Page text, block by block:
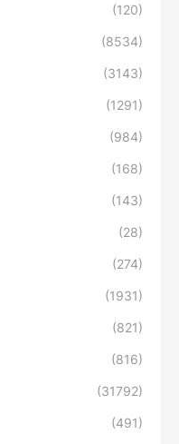
(120)
(8534)
(3143)
(1291)
(984)
(168)
(143)
(28)
(274)
(1931)
(821)
(816)
(31792)
(491)